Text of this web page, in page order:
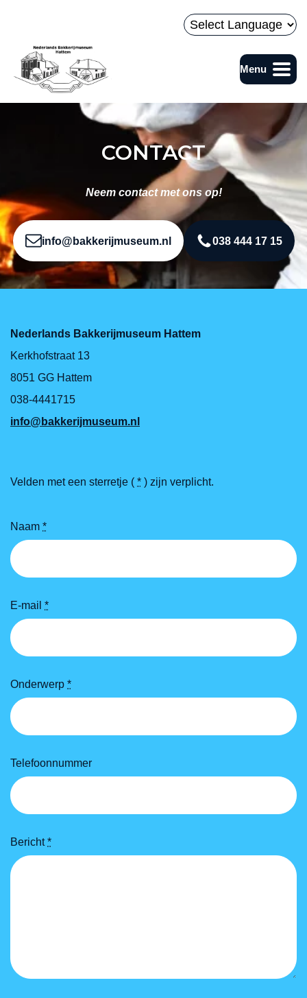
Naar hoofdinhoud
Powered by
Bakkerijmuseum
Menu
CONTACT
Neem contact met ons op!
info@bakkerijmuseum.nl 038 444 17 15
Nederlands Bakkerijmuseum Hattem
Kerkhofstraat 13
8051 GG Hattem
038-4441715
info@bakkerijmuseum.nl
Velden met een sterretje ( * ) zijn verplicht.
Naam *
E-mail *
Onderwerp *
Telefoonnummer
Bericht*